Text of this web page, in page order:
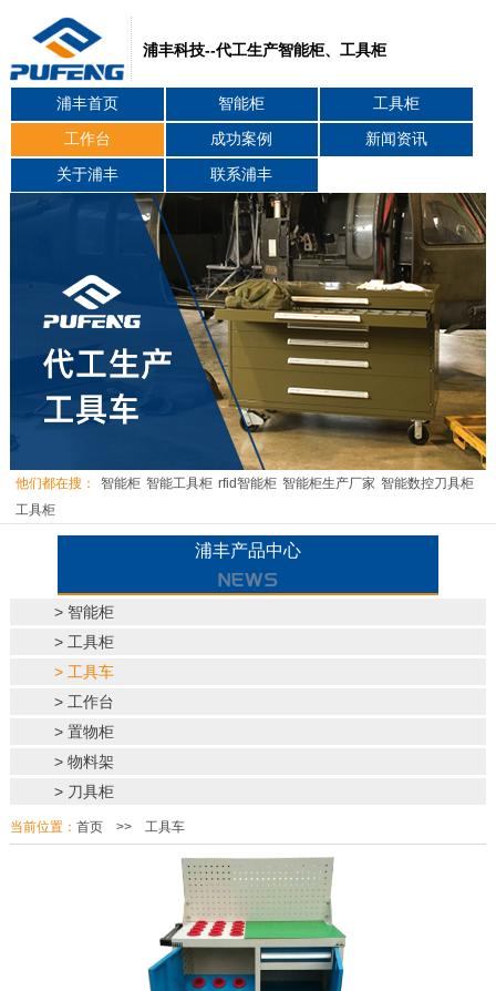
浦丰科技--代工生产智能柜、工具柜
浦丰首页 智能柜 工具柜
工作台 成功案例 新闻资讯
关于浦丰 联系浦丰
他们都在搜： 智能柜 智能工具柜 rfid智能柜 智能柜生产厂家 智能数控刀具柜
工具柜
浦丰产品中心
> 智能柜
> 工具柜
> 工具车
> 工作台
> 置物柜
> 物料架
> 刀具柜
当前位置： 首页>> 工具车